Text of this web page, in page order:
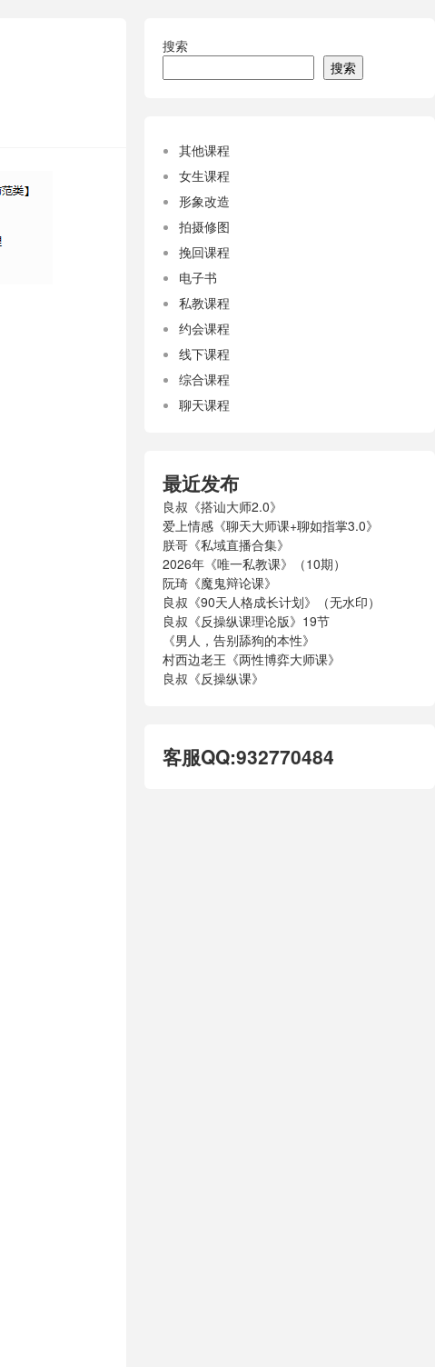
搜索
搜索
其他课程
女生课程
形象改造
拍摄修图
挽回课程
电子书
私教课程
约会课程
线下课程
综合课程
聊天课程
最近发布
良叔《搭讪大师2.0》
爱上情感《聊天大师课+聊如指掌3.0》
朕哥《私域直播合集》
2026年《唯一私教课》（10期）
阮琦《魔鬼辩论课》
良叔《90天人格成长计划》（无水印）
良叔《反操纵课理论版》19节
《男人，告别舔狗的本性》
村西边老王《两性博弈大师课》
良叔《反操纵课》
客服QQ:932770484